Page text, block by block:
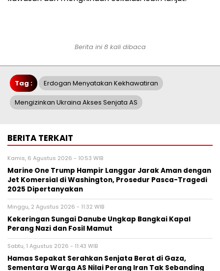
Berita ini 8 kali dibaca
Tag : Erdogan Menyatakan Kekhawatiran
Mengizinkan Ukraina Akses Senjata AS
BERITA TERKAIT
Kamis, 6 Agustus 2026 - 10:53 WIB
Marine One Trump Hampir Langgar Jarak Aman dengan
Jet Komersial di Washington, Prosedur Pasca-Tragedi
2025 Dipertanyakan
Minggu, 2 Agustus 2026 - 11:32 WIB
Kekeringan Sungai Danube Ungkap Bangkai Kapal
Perang Nazi dan Fosil Mamut
Sabtu, 1 Agustus 2026 - 11:43 WIB
Hamas Sepakat Serahkan Senjata Berat di Gaza,
Sementara Warga AS Nilai Perang Iran Tak Sebanding